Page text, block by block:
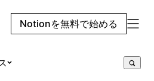
Notionを無料で始める